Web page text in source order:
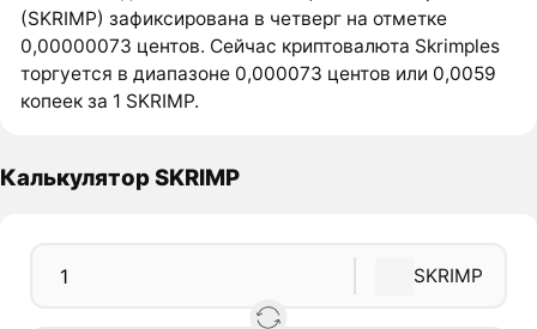
(SKRIMP) зафиксирована в четверг на отметке
0,00000073 центов. Сейчас криптовалюта Skrimples
торгуется в диапазоне 0,000073 центов или 0,0059
копеек за 1 SKRIMP.
Калькулятор SKRIMP
SKRIMP